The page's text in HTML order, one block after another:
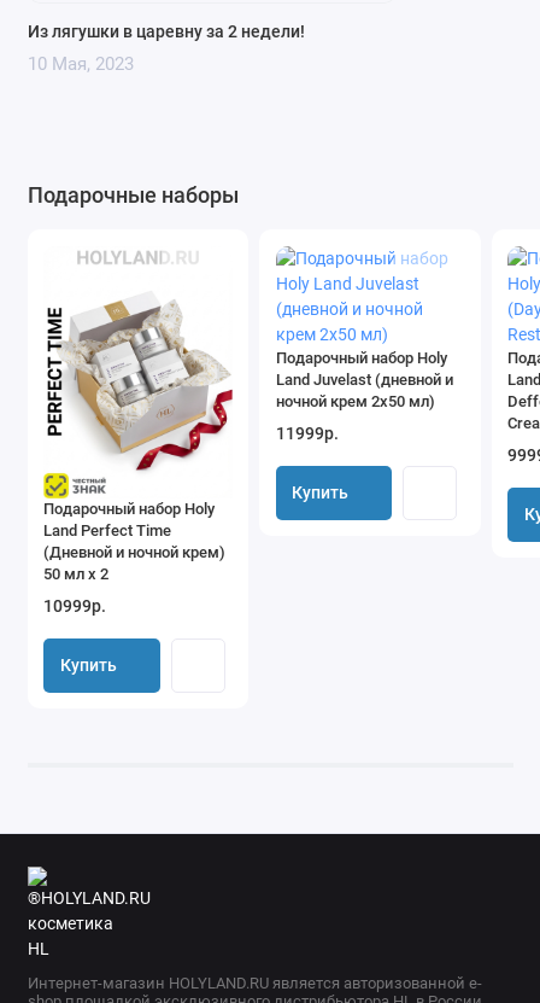
Из лягушки в царевну за 2 недели!
10 Мая, 2023
Подарочные наборы
Подарочный набор Holy
Land Perfect Time
(Дневной и ночной крем)
50 мл х 2
10999р.
Купить
Подарочный набор Holy
Land Juvelast (дневной и
ночной крем 2х50 мл)
11999р.
Купить
Интернет-магазин HOLYLAND.RU является авторизованной e-